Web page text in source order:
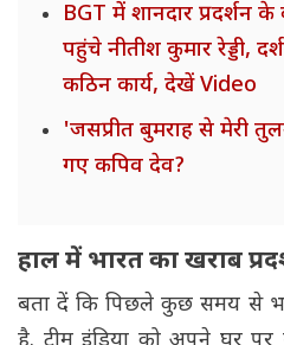
BGT में शानदार प्रदर्शन
पहुंचे नीतीश कुमार रेड्डी,
कठिन कार्य, देखें Video
'जसप्रीत बुमराह से मेरी
गए कपिव देव?
हाल में भारत का खराब
बता दें कि पिछले कुछ समय से